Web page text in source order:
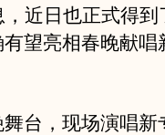
近日也正式得
望亮相春晚献唱
，现场演唱新